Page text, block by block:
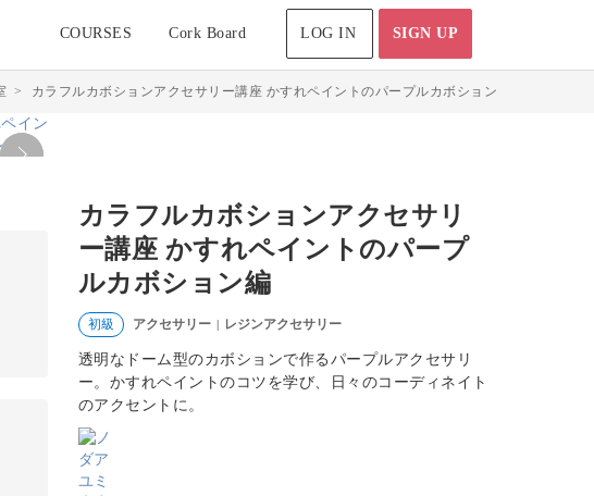
COURSES Cork Board LOG IN SIGN UP
> カラフルカボションアクセサリー講座 かすれペイントのパープルカボション編
カラフルカボションアクセサリ
ー講座 かすれペイントのパープ
ルカボション編
初級 アクセサリー | レジンアクセサリー
透明なドーム型のカボションで作るパープルアクセサリ
ー。かすれペイントのコツを学び、日々のコーディネイト
のアクセントに。